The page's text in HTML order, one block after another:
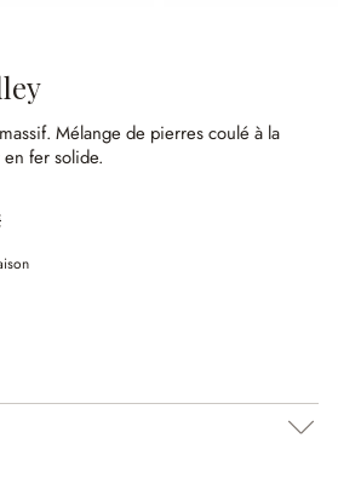
Mélange de pierres coulé à la
fer solide.